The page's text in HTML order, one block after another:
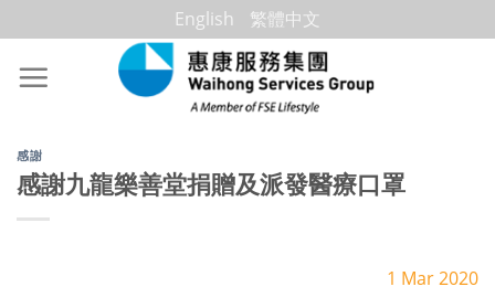
to
content
English 繁體中文
感謝
感謝九龍樂善堂捐贈及派發醫療口罩
1 Mar 2020